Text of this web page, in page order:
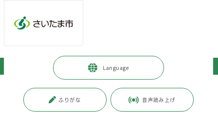
Language
ふりがな 音声読み上げ
施設を探す・予約する > 図書館
図書館